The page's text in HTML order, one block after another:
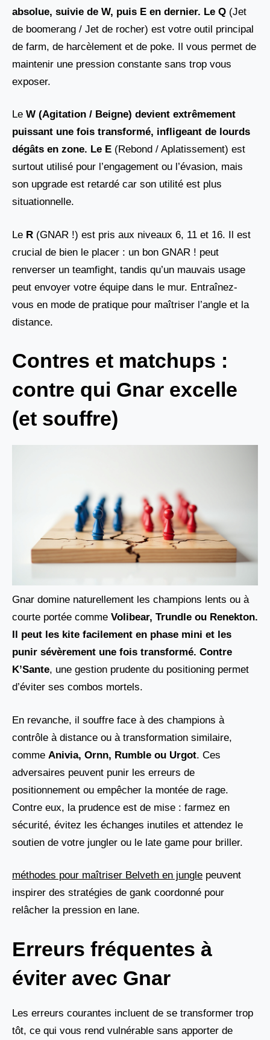
absolue, suivie de W, puis E en dernier. Le Q (Jet
de boomerang / Jet de rocher) est votre outil principal
de farm, de harcèlement et de poke. Il vous permet de
maintenir une pression constante sans trop vous
exposer.
Le W (Agitation / Beigne) devient extrêmement
puissant une fois transformé, infligeant de lourds
dégâts en zone. Le E (Rebond / Aplatissement) est
surtout utilisé pour l’engagement ou l’évasion, mais
son upgrade est retardé car son utilité est plus
situationnelle.
Le R (GNAR !) est pris aux niveaux 6, 11 et 16. Il est
crucial de bien le placer : un bon GNAR ! peut
renverser un teamfight, tandis qu’un mauvais usage
peut envoyer votre équipe dans le mur. Entraînez-
vous en mode de pratique pour maîtriser l’angle et la
distance.
Contres et matchups :
contre qui Gnar excelle
(et souffre)
Gnar domine naturellement les champions lents ou à
courte portée comme Volibear, Trundle ou Renekton.
Il peut les kite facilement en phase mini et les
punir sévèrement une fois transformé. Contre
K’Sante, une gestion prudente du positioning permet
d’éviter ses combos mortels.
En revanche, il souffre face à des champions à
contrôle à distance ou à transformation similaire,
comme Anivia, Ornn, Rumble ou Urgot. Ces
adversaires peuvent punir les erreurs de
positionnement ou empêcher la montée de rage.
Contre eux, la prudence est de mise : farmez en
sécurité, évitez les échanges inutiles et attendez le
soutien de votre jungler ou le late game pour briller.
méthodes pour maîtriser Belveth en jungle peuvent
inspirer des stratégies de gank coordonné pour
relâcher la pression en lane.
Erreurs fréquentes à
éviter avec Gnar
Les erreurs courantes incluent de se transformer trop
tôt, ce qui vous rend vulnérable sans apporter de